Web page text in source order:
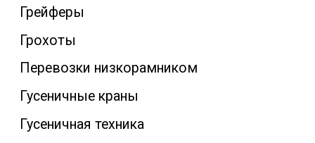
Грейферы
Грохоты
Перевозки низкорамником
Гусеничные краны
Гусеничная техника